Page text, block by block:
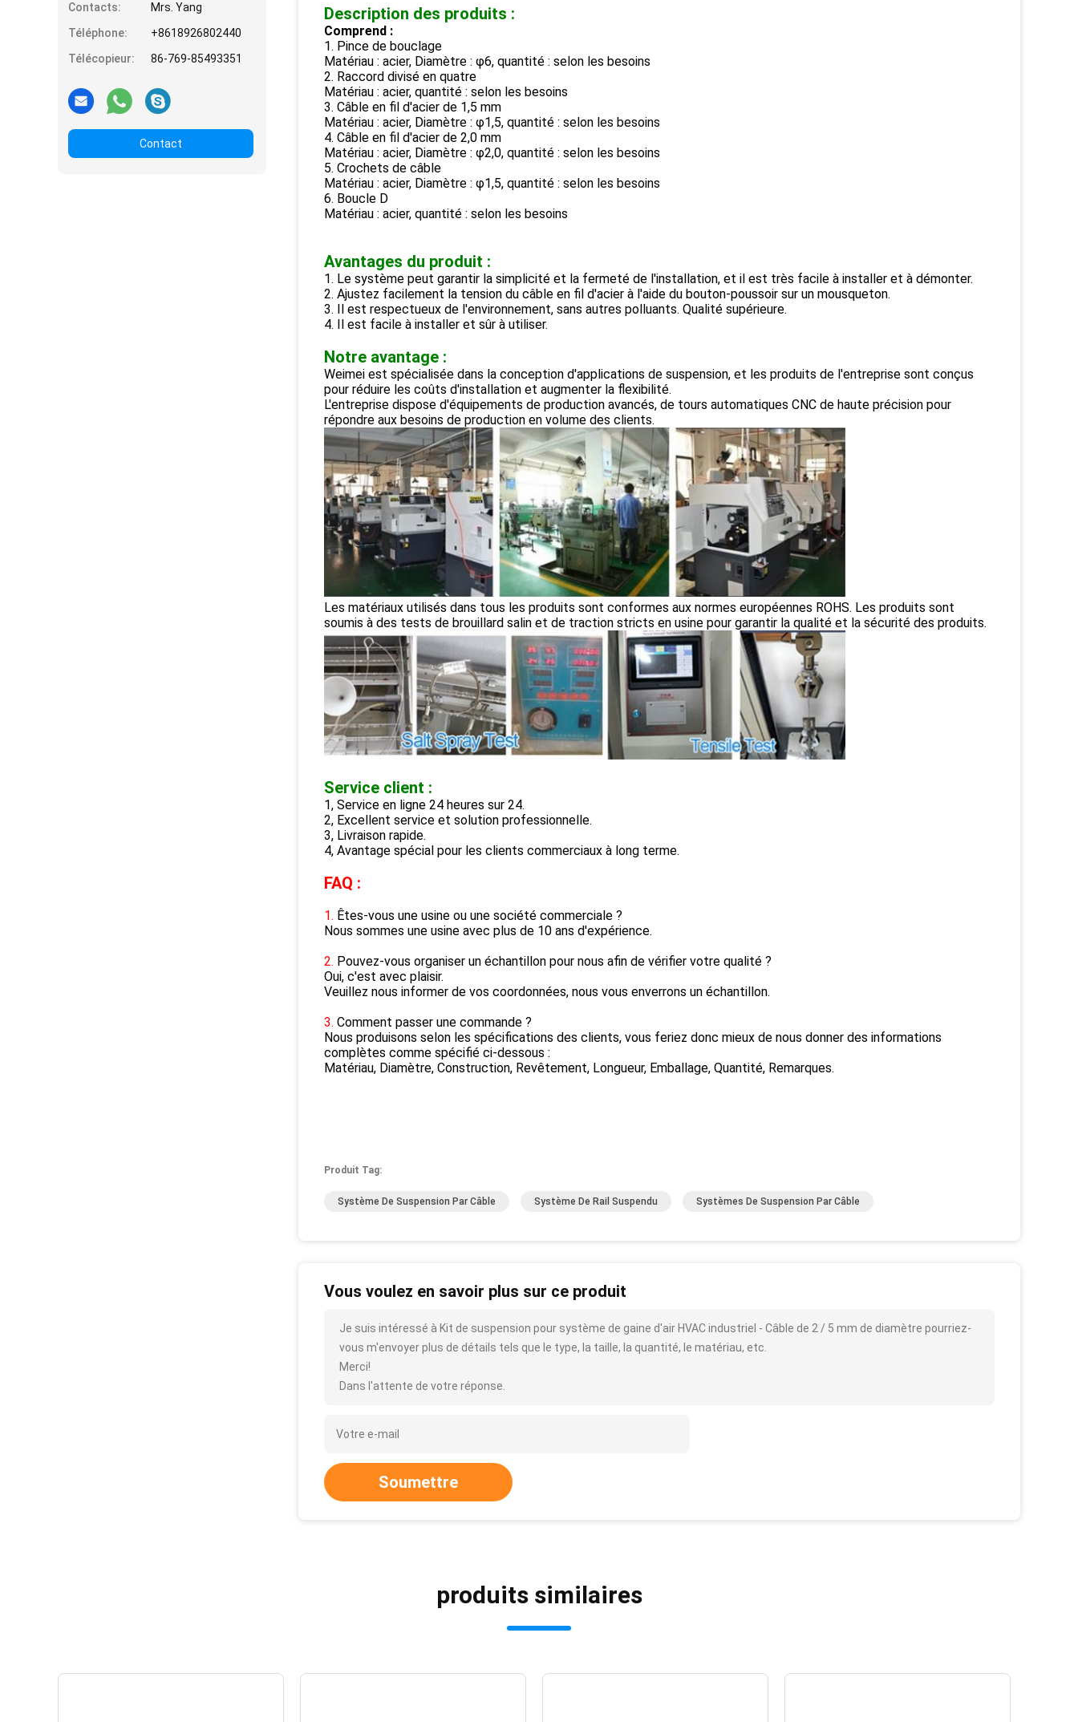
Contacts:
Mrs. Yang
Téléphone:
+8618926802440
Télécopieur:
86-769-85493351
Contact
Description des produits :
Comprend :
1. Pince de bouclage
Matériau : acier, Diamètre : φ6, quantité : selon les besoins
2. Raccord divisé en quatre
Matériau : acier, quantité : selon les besoins
3. Câble en fil d'acier de 1,5 mm
Matériau : acier, Diamètre : φ1,5, quantité : selon les besoins
4. Câble en fil d'acier de 2,0 mm
Matériau : acier, Diamètre : φ2,0, quantité : selon les besoins
5. Crochets de câble
Matériau : acier, Diamètre : φ1,5, quantité : selon les besoins
6. Boucle D
Matériau : acier, quantité : selon les besoins
Avantages du produit :
1. Le système peut garantir la simplicité et la fermeté de l'installation, et il est très facile à installer et à démonter.
2. Ajustez facilement la tension du câble en fil d'acier à l'aide du bouton-poussoir sur un mousqueton.
3. Il est respectueux de l'environnement, sans autres polluants. Qualité supérieure.
4. Il est facile à installer et sûr à utiliser.
Notre avantage :
Weimei est spécialisée dans la conception d'applications de suspension, et les produits de l'entreprise sont conçus
pour réduire les coûts d'installation et augmenter la flexibilité.
L'entreprise dispose d'équipements de production avancés, de tours automatiques CNC de haute précision pour
répondre aux besoins de production en volume des clients.
Les matériaux utilisés dans tous les produits sont conformes aux normes européennes ROHS. Les produits sont
soumis à des tests de brouillard salin et de traction stricts en usine pour garantir la qualité et la sécurité des produits.
Service client :
1, Service en ligne 24 heures sur 24.
2, Excellent service et solution professionnelle.
3, Livraison rapide.
4, Avantage spécial pour les clients commerciaux à long terme.
FAQ :
1. Êtes-vous une usine ou une société commerciale ?
Nous sommes une usine avec plus de 10 ans d'expérience.
2. Pouvez-vous organiser un échantillon pour nous afin de vérifier votre qualité ?
Oui, c'est avec plaisir.
Veuillez nous informer de vos coordonnées, nous vous enverrons un échantillon.
3. Comment passer une commande ?
Nous produisons selon les spécifications des clients, vous feriez donc mieux de nous donner des informations
complètes comme spécifié ci-dessous :
Matériau, Diamètre, Construction, Revêtement, Longueur, Emballage, Quantité, Remarques.
Produit Tag:
Système De Suspension Par Câble Système De Rail Suspendu Systèmes De Suspension Par Câble
Vous voulez en savoir plus sur ce produit
Je suis intéressé à Kit de suspension pour système de gaine d'air HVAC industriel - Câble de 2 / 5 mm de diamètre pourriez-
vous m'envoyer plus de détails tels que le type, la taille, la quantité, le matériau, etc.
Merci!
Dans l'attente de votre réponse.
Soumettre
produits similaires